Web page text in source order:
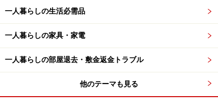
一人暮らしの生活必需品
一人暮らしの家具・家電
一人暮らしの部屋退去・敷金返金トラブル
他のテーマも見る